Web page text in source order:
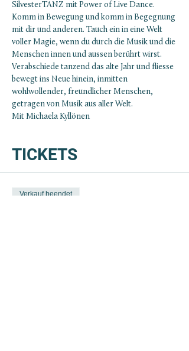
SilvesterTANZ mit Power of Live Dance.
Komm in Bewegung und komm in Begegnung
mit dir und anderen. Tauch ein in eine Welt
voller Magie, wenn du durch die Musik und die
Menschen innen und aussen berührt wirst.
Verabschiede tanzend das alte Jahr und fliesse
bewegt ins Neue hinein, inmitten
wohlwollender, freundlicher Menschen,
getragen von Musik aus aller Welt.
Mit Michaela Kyllönen
TICKETS
Verkauf beendet